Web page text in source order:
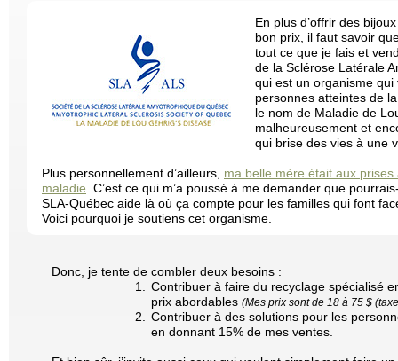
En plus d’offrir des
bon prix, il faut savoir
tout ce que je fais et
de la Sclérose Latérale
qui est un organisme qui
personnes atteintes de
le nom de Maladie de
malheureusement et
qui brise des vies à une
Plus personnellement d’ailleurs, ma belle mère était aux
maladie . C’est ce qui m’a poussé à me demander que
SLA-Québec aide là où ça compte pour les familles qui font
Voici pourquoi je soutiens cet organisme.
Donc, je tente de combler deux besoins :
Contribuer à faire du recyclage spécialisé
prix abordables (Mes prix sont de 18 à 75 $
Contribuer à des solutions pour les
en donnant 15% de mes ventes.